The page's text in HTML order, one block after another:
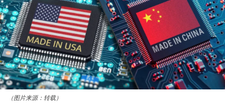
（图片来源：转载）